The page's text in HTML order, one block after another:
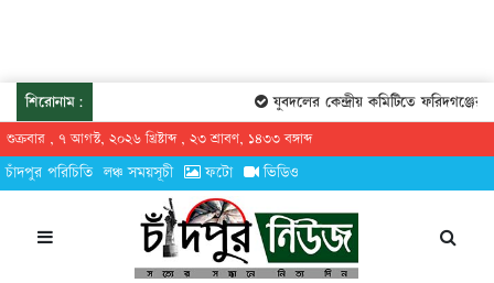
শিরোনাম: যুবদলের কেন্দ্রীয় কমিটিতে ফরিদগঞ্জের
শুক্রবার , ৭ আগস্ট, ২০২৬ খ্রিষ্টাব্দ , ২৩ শ্রাবণ, ১৪৩৩ বঙ্গাব্দ
চাঁদপুর পরিচিতি লঞ্চ সময়সূচী ফটো ভিডিও